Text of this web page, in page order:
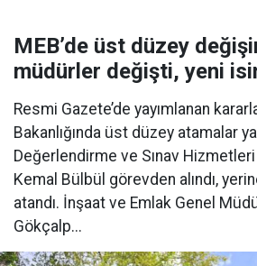
MEB’de üst düzey
müdürler değişti, yeni
Resmi Gazete’de yayımlanan
Bakanlığında üst düzey atamalar
Değerlendirme ve Sınav
Kemal Bülbül görevden alındı,
atandı. İnşaat ve Emlak Genel
Gökçalp...